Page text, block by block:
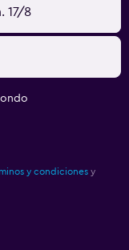
17/8
y condiciones y